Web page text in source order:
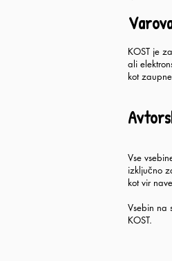
KOST je
ali
kot
Vse
izključno
kot vir
Vsebin na
KOST.